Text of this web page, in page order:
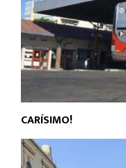
CARÍSIMO!